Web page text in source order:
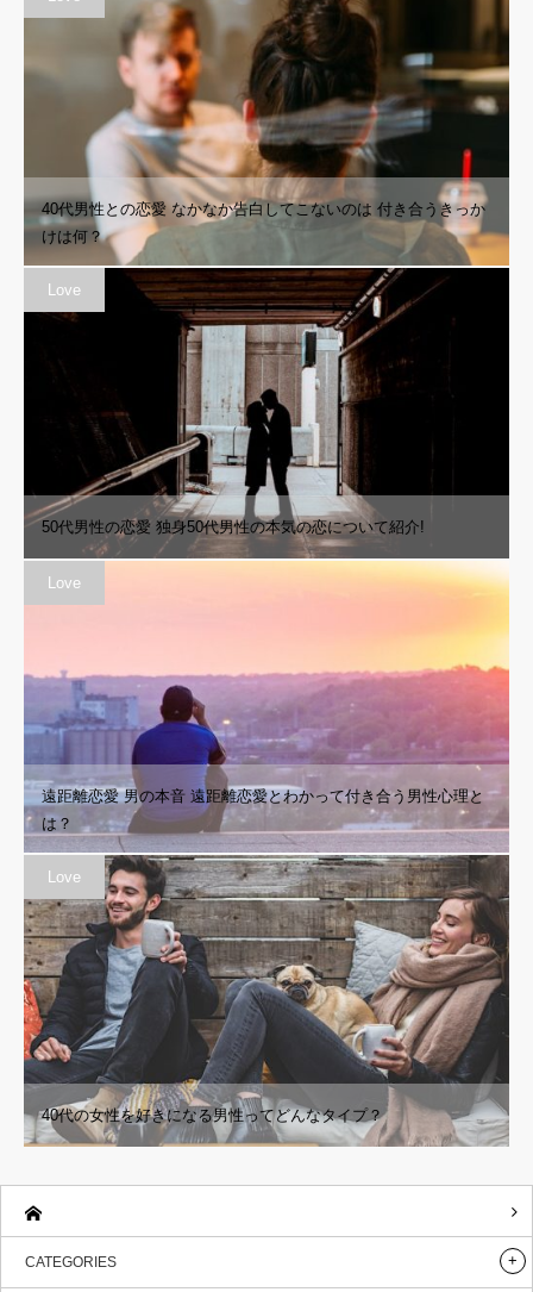
40代男性との恋愛 なかなか告白してこないのは 付き合うきっか
けは何？
Love
50代男性の恋愛 独身50代男性の本気の恋について紹介!
Love
遠距離恋愛 男の本音 遠距離恋愛とわかって付き合う男性心理と
は？
Love
40代の女性を好きになる男性ってどんなタイプ？
CATEGORIES